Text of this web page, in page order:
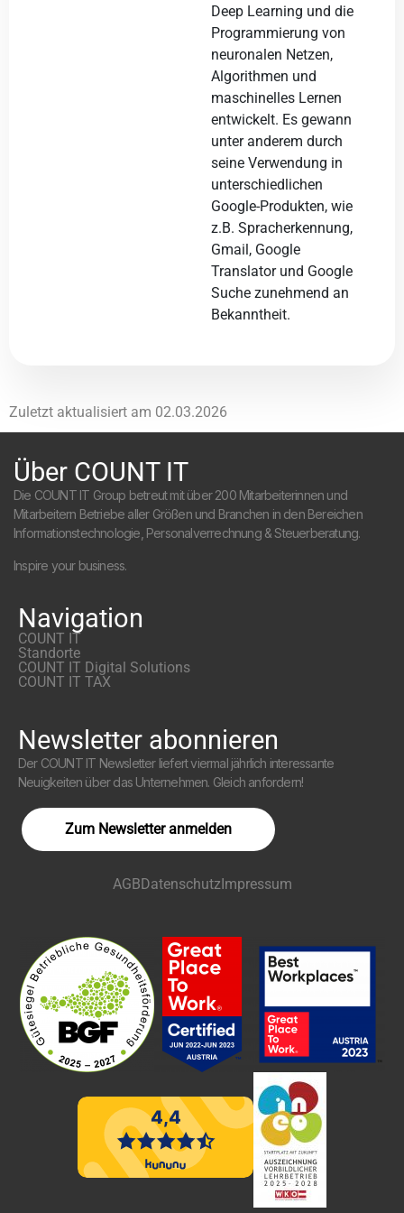
Deep Learning und die
Programmierung von
neuronalen Netzen,
Algorithmen und
maschinelles Lernen
entwickelt. Es gewann
unter anderem durch
seine Verwendung in
unterschiedlichen
Google-Produkten, wie
z.B. Spracherkennung,
Gmail, Google
Translator und Google
Suche zunehmend an
Bekanntheit.
Zuletzt aktualisiert am 02.03.2026
Über COUNT IT
Die COUNT IT Group betreut mit über 200 Mitarbeiterinnen und
Mitarbeitern Betriebe aller Größen und Branchen in den Bereichen
Informationstechnologie, Personalverrechnung & Steuerberatung.
Inspire your business.
Navigation
COUNT IT
Standorte
COUNT IT Digital Solutions
COUNT IT TAX
Newsletter abonnieren
Der COUNT IT Newsletter liefert viermal jährlich interessante
Neuigkeiten über das Unternehmen. Gleich anfordern!
Zum Newsletter anmelden
AGB DatenschutzImpressum